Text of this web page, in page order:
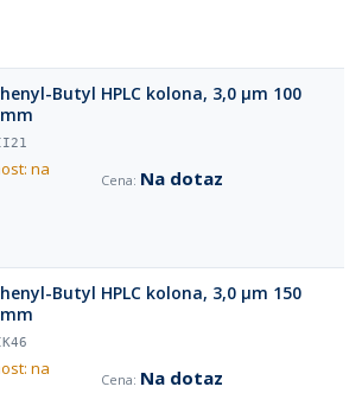
Butyl HPLC kolona, 3,0 µm 100
na
Na dotaz
Butyl HPLC kolona, 3,0 µm 150
na
Na dotaz